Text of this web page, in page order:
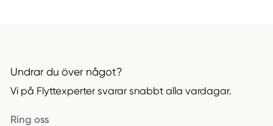
Undrar du över något?
Vi på Flyttexperter svarar snabbt alla vardagar.
Ring oss